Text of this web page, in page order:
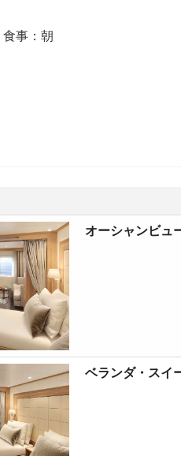
食事：朝
オーシャンビュ
ベランダ・スイ